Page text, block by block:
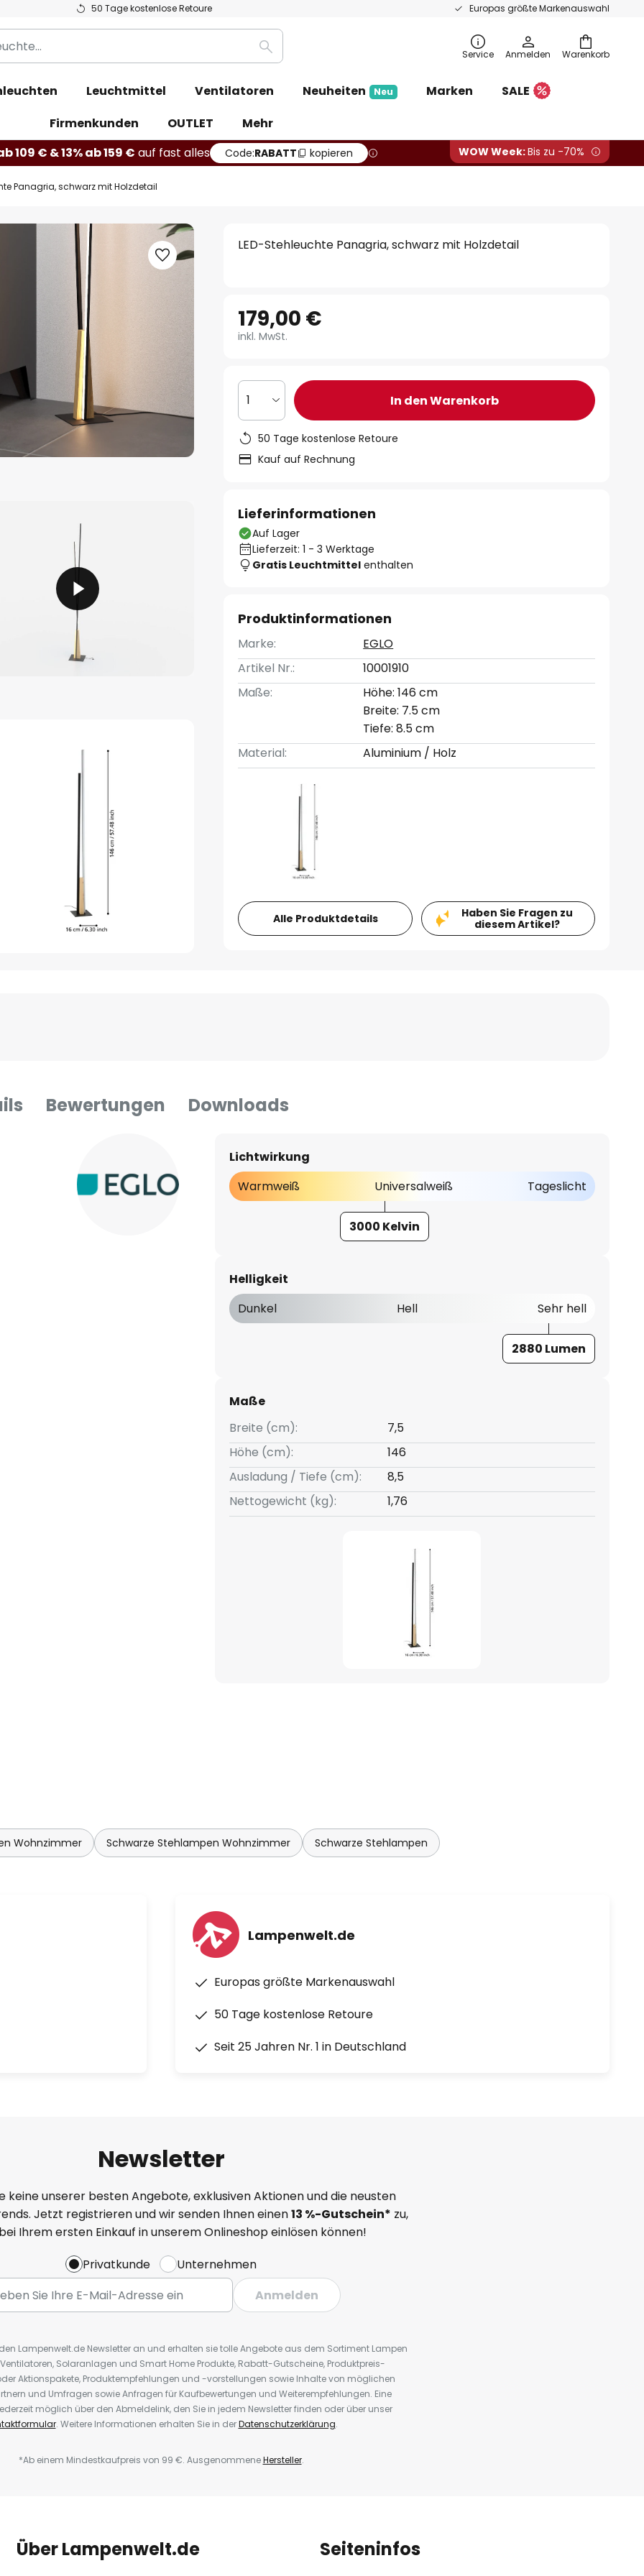
50 Tage kostenlose Retoure Europas größte Markenauswahl
Warenkorb
Suche Service Anmelden
Leuchtmittel Ventilatoren Neuheiten Neu Marken
SALE
Firmenkunden
OUTLET
Mehr
109 € & 13% ab 159 € auf fast alles Code:RABATT kopieren WOW Week:Bis zu -70%
Panagria, schwarz mit Holzdetail
LED-Stehleuchte Panagria, schwarz mit Holzdetail
179,00 €
inkl. MwSt.
1 In den Warenkorb
50 Tage kostenlose Retoure
Kauf auf Rechnung
Lieferinformationen
Auf Lager
Lieferzeit: 1 - 3 Werktage
Gratis Leuchtmittel enthalten
Produktinformationen
Marke:
EGLO
Artikel Nr.:
10001910
Maße:
Höhe: 146 cm
Breite: 7.5 cm
Tiefe: 8.5 cm
Material:
Aluminium / Holz
Alle Produktdetails
Haben Sie Fragen zu
diesem Artikel?
Bewertungen Downloads
Lichtwirkung
Warmweiß
Universalweiß Tageslicht
3000 Kelvin
Helligkeit
Dunkel
Hell Sehr hell
2880 Lumen
Maße
Breite (cm):
7,5
Höhe (cm):
146
Ausladung / Tiefe (cm):
8,5
Nettogewicht (kg):
1,76
Wohnzimmer Schwarze Stehlampen Wohnzimmer Schwarze Stehlampen
Lampenwelt.de
Europas größte Markenauswahl
50 Tage kostenlose Retoure
Seit 25 Jahren Nr. 1 in Deutschland
Newsletter
keine unserer besten Angebote, exklusiven Aktionen und die neusten
Jetzt registrieren und wir senden Ihnen einen13 %-Gutschein* zu,
Ihrem ersten Einkauf in unserem Onlineshop einlösen können!
Privatkunde
Unternehmen
Anmelden
Lampenwelt.de Newsletter an und erhalten sie tolle Angebote aus dem Sortiment Lampen
Solaranlagen und Smart Home Produkte, Rabatt-Gutscheine, Produktpreis-
Aktionspakete, Produktempfehlungen und -vorstellungen sowie Inhalte von möglichen
und Umfragen sowie Anfragen für Kaufbewertungen und Weiterempfehlungen. Eine
möglich über den Abmeldelink, den Sie in jedem Newsletter finden oder über unser
. Weitere Informationen erhalten Sie in derDatenschutzerklärung.
*Ab einem Mindestkaufpreis von 99 €. AusgenommeneHersteller.
Über Lampenwelt.de Seiteninfos